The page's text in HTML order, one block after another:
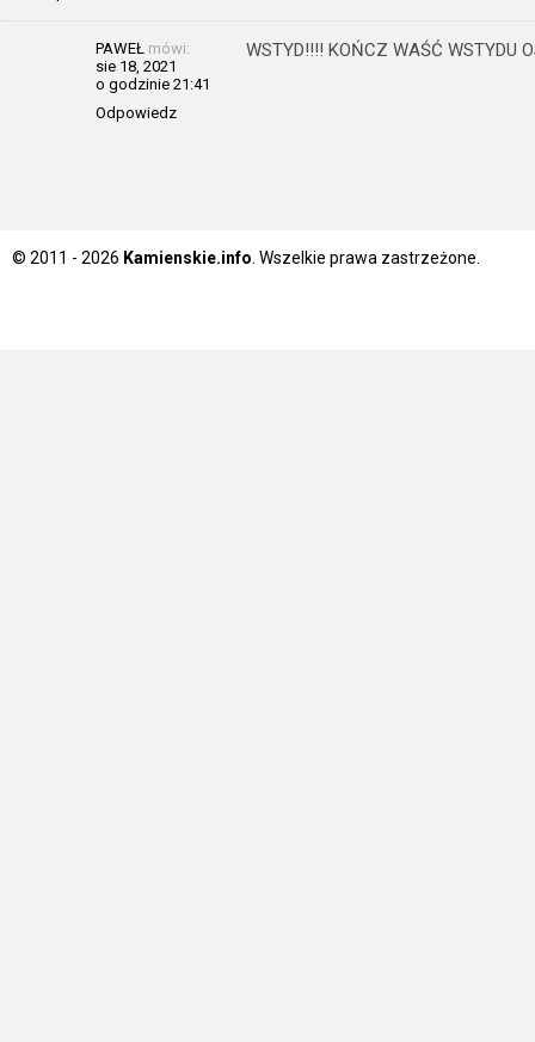
PAWEŁ mówi:
sie 18, 2021
o godzinie 21:41
Odpowiedz
WSTYD!!!! KOŃCZ WAŚĆ WSTYDU
© 2011 - 2026 Kamienskie.info . Wszelkie prawa zastrzeżone.